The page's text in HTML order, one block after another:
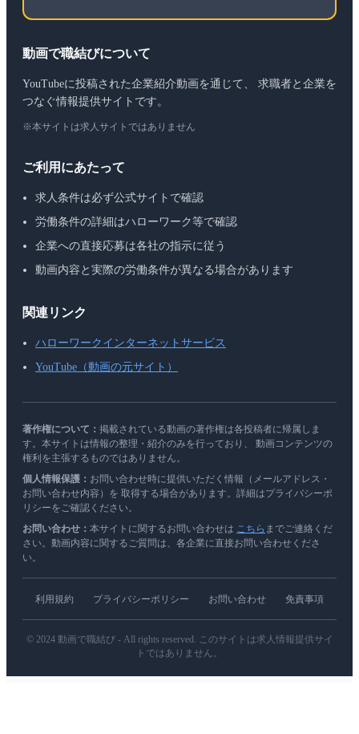
動画で職結びについて
YouTubeに投稿された企業紹介動画を通じて、 求職者と企業を
つなぐ情報提供サイトです。
※本サイトは求人サイトではありません
ご利用にあたって
求人条件は必ず公式サイトで確認
労働条件の詳細はハローワーク等で確認
企業への直接応募は各社の指示に従う
動画内容と実際の労働条件が異なる場合があります
関連リンク
ハローワークインターネットサービス
YouTube（動画の元サイト）
著作権について： 掲載されている動画の著作権は各投稿者に帰属しま
す。本サイトは情報の整理・紹介のみを行っており、 動画コンテンツの
権利を主張するものではありません。
個人情報保護： お問い合わせ時に提供いただく情報（メールアドレス・
お問い合わせ内容）を 取得する場合があります。詳細はプライバシーポ
リシーをご確認ください。
お問い合わせ： 本サイトに関するお問い合わせは こちら までご連絡くだ
さい。動画内容に関するご質問は、各企業に直接お問い合わせくださ
い。
利用規約 プライバシーポリシー お問い合わせ 免責事項
© 2024 動画で職結び - All rights reserved. このサイトは求人情報提供サイ
トではありません。